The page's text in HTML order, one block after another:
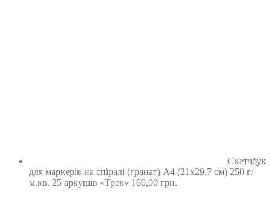
Скетчбук
для маркерів на спіралі (гранат) А4 (21х29,7 см) 250 г/
м.кв. 25 аркушів «Трек» 160,00 грн.